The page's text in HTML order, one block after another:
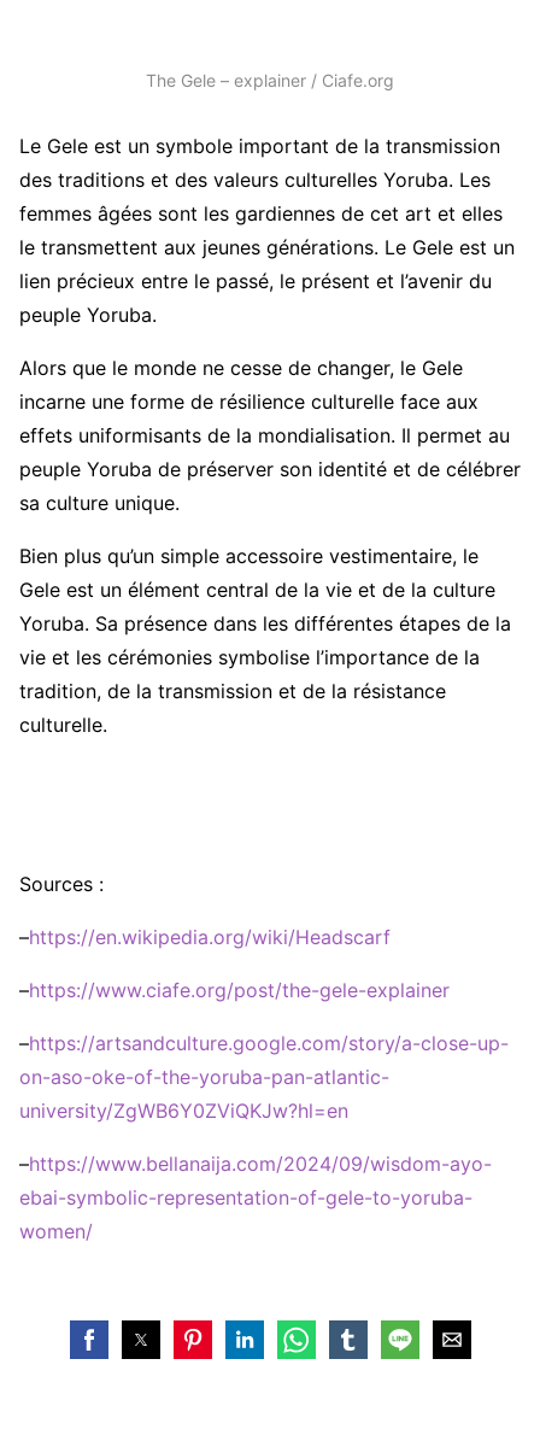
The Gele – explainer / Ciafe.org
Le Gele est un symbole important de la transmission
des traditions et des valeurs culturelles Yoruba. Les
femmes âgées sont les gardiennes de cet art et elles
le transmettent aux jeunes générations. Le Gele est un
lien précieux entre le passé, le présent et l’avenir du
peuple Yoruba.
Alors que le monde ne cesse de changer, le Gele
incarne une forme de résilience culturelle face aux
effets uniformisants de la mondialisation. Il permet au
peuple Yoruba de préserver son identité et de célébrer
sa culture unique.
Bien plus qu’un simple accessoire vestimentaire, le
Gele est un élément central de la vie et de la culture
Yoruba. Sa présence dans les différentes étapes de la
vie et les cérémonies symbolise l’importance de la
tradition, de la transmission et de la résistance
culturelle.
Sources :
–https://en.wikipedia.org/wiki/Headscarf
–https://www.ciafe.org/post/the-gele-explainer
–https://artsandculture.google.com/story/a-close-up-
on-aso-oke-of-the-yoruba-pan-atlantic-
university/ZgWB6Y0ZViQKJw?hl=en
–https://www.bellanaija.com/2024/09/wisdom-ayo-
ebai-symbolic-representation-of-gele-to-yoruba-
women/